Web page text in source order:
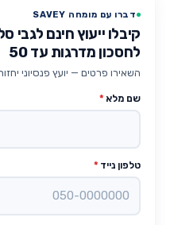
דברו עם מומחה SAVEY
קיבלו ייעוץ חינם לגבי
לחסכון מדרגות עד 50
השאירו פרטים — יועץ פנסיוני יחזור
שם מלא *
טלפון נייד *